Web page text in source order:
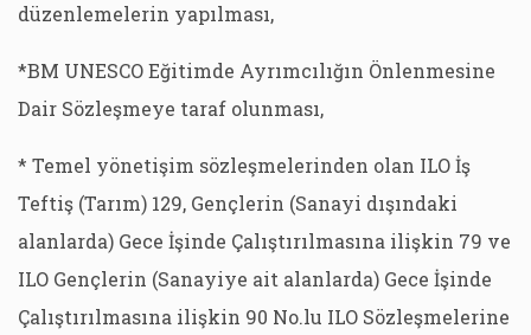
düzenlemelerin yapılması,
*BM UNESCO Eğitimde Ayrımcılığın Önlenmesine
Dair Sözleşmeye taraf olunması,
* Temel yönetişim sözleşmelerinden olan ILO İş
Teftiş (Tarım) 129, Gençlerin (Sanayi dışındaki
alanlarda) Gece İşinde Çalıştırılmasına ilişkin 79 ve
ILO Gençlerin (Sanayiye ait alanlarda) Gece İşinde
Çalıştırılmasına ilişkin 90 No.lu ILO Sözleşmelerine